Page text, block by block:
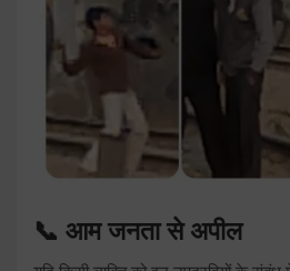
📞 आम जनता से अपील